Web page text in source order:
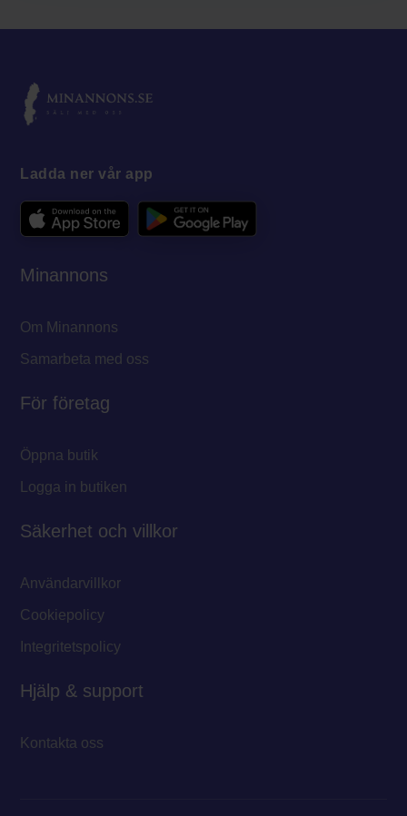
Ladda ner vår app
Minannons
Om Minannons
Samarbeta med oss
För företag
Öppna butik
Logga in butiken
Säkerhet och villkor
Användarvillkor
Cookiepolicy
Integritetspolicy
Hjälp & support
Kontakta oss